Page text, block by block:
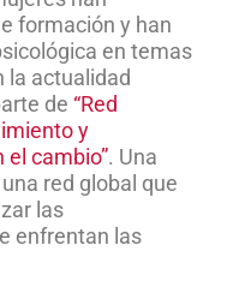
formación y han
en temas
la actualidad
de “Red
y
el cambio”. Una
red global que
las
enfrentan las